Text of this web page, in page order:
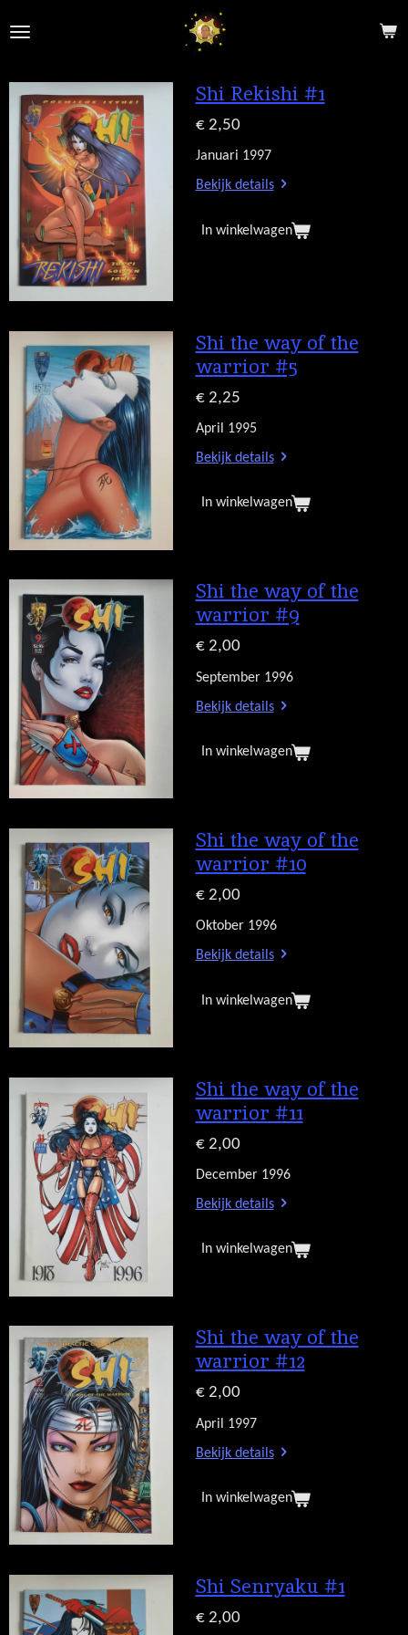
direct
de
hoofdinhoud
Shi Rekishi #1
€ 2,50
Januari 1997
Bekijk details
In winkelwagen
Shi the way of the
warrior #5
€ 2,25
April 1995
Bekijk details
In winkelwagen
Shi the way of the
warrior #9
€ 2,00
September 1996
Bekijk details
In winkelwagen
Shi the way of the
warrior #10
€ 2,00
Oktober 1996
Bekijk details
In winkelwagen
Shi the way of the
warrior #11
€ 2,00
December 1996
Bekijk details
In winkelwagen
Shi the way of the
warrior #12
€ 2,00
April 1997
Bekijk details
In winkelwagen
Shi Senryaku #1
€ 2,00